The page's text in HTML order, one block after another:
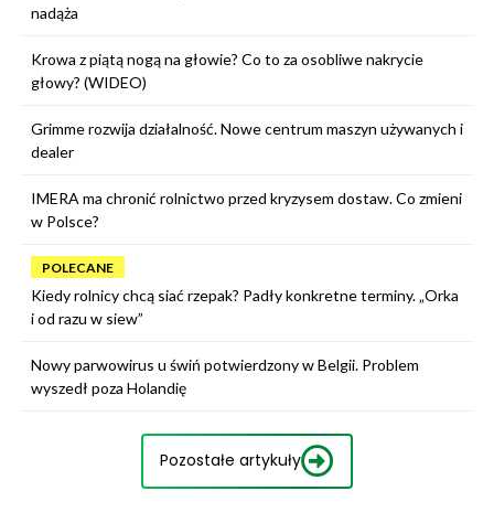
nadąża
Krowa z piątą nogą na głowie? Co to za osobliwe nakrycie
głowy? (WIDEO)
Grimme rozwija działalność. Nowe centrum maszyn używanych i
dealer
IMERA ma chronić rolnictwo przed kryzysem dostaw. Co zmieni
w Polsce?
POLECANE
Kiedy rolnicy chcą siać rzepak? Padły konkretne terminy. „Orka
i od razu w siew”
Nowy parwowirus u świń potwierdzony w Belgii. Problem
wyszedł poza Holandię
Pozostałe artykuły